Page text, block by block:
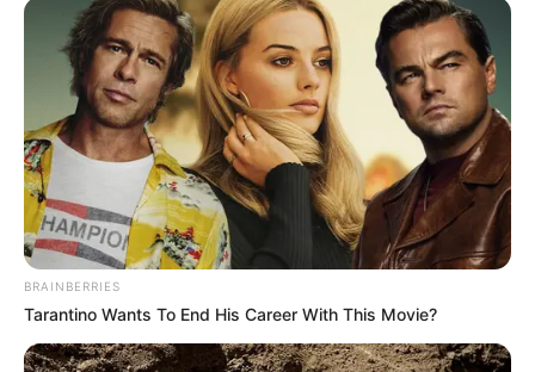
BRAINBERRIES
Tarantino Wants To End His Career With This Movie?